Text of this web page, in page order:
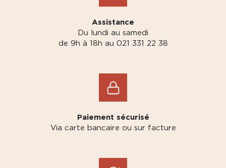
Assistance
Du lundi au samedi
de 9h à 18h au 021 331 22 38
Paiement sécurisé
Via carte bancaire ou sur facture